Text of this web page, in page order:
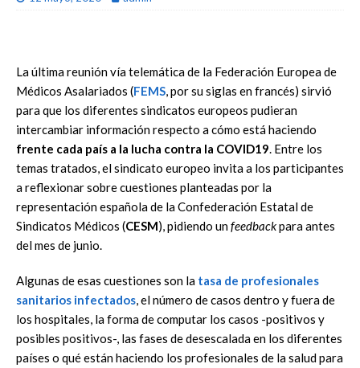
La última reunión vía telemática de la Federación Europea de
Médicos Asalariados (FEMS, por su siglas en francés) sirvió
para que los diferentes sindicatos europeos pudieran
intercambiar información respecto a cómo está haciendo
frente cada país a la lucha contra la COVID19. Entre los
temas tratados, el sindicato europeo invita a los participantes
a reflexionar sobre cuestiones planteadas por la
representación española de la Confederación Estatal de
Sindicatos Médicos (CESM), pidiendo unfeedbackpara antes
del mes de junio.
Algunas de esas cuestiones son la tasa de profesionales
sanitarios infectados, el número de casos dentro y fuera de
los hospitales, la forma de computar los casos -positivos y
posibles positivos-, las fases de desescalada en los diferentes
países o qué están haciendo los profesionales de la salud para